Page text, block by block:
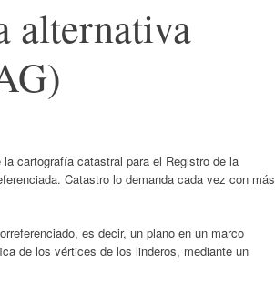
alternativa
cartografía catastral para el Registro de la
Catastro lo demanda cada vez con más
es decir, un plano en un marco
de los vértices de los linderos, mediante un